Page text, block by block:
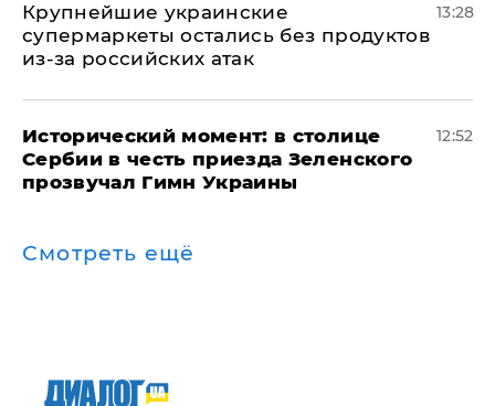
Крупнейшие украинские
супермаркеты остались без продуктов
из-за российских атак
13:28
Исторический момент: в столице
Сербии в честь приезда Зеленского
прозвучал Гимн Украины
12:52
Смотреть ещё